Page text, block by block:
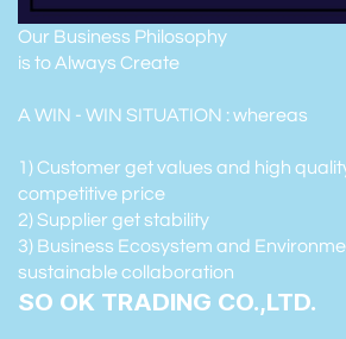
Our Business Philosophy
is to Always Create
A WIN - WIN SITUATION : whereas
1) Customer get values and high
competitive price
2) Supplier get stability
3) Business Ecosystem and
sustainable collaboration
SO OK TRADING CO.,LTD.